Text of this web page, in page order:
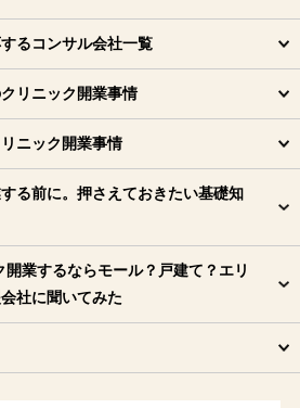
科」の開業事情
科」開業事情
」開業事情
のクリニック開業事情
を開業する前に。押さえておきたい基
るコンサル会社一覧
リニック開業事情
ニック開業事情
る前に。押さえておきたい基礎知
開業するならモール？戸建て？エリ
社に聞いてみた